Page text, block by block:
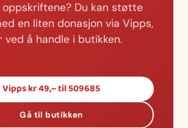
oppskriftene? Du kan støtte
en liten donasjon via Vipps,
ved å handle i butikken.
Vipps kr 49,– til 509685
Gå til butikken